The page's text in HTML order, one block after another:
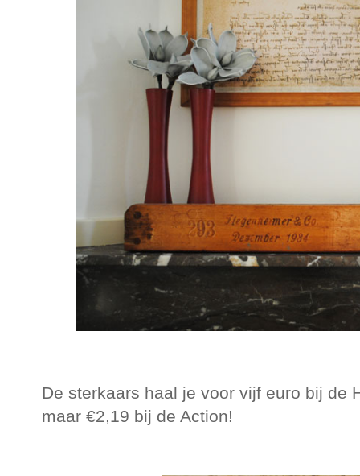
De sterkaars haal je voor vijf euro bij de
maar €2,19 bij de Action!